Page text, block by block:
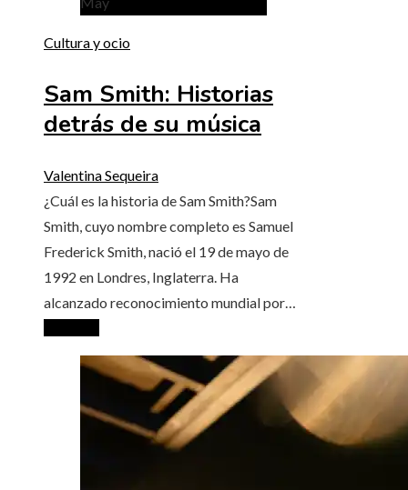
Cultura y ocio
Sam Smith: Historias
detrás de su música
Valentina Sequeira
¿Cuál es la historia de Sam Smith?Sam
Smith, cuyo nombre completo es Samuel
Frederick Smith, nació el 19 de mayo de
1992 en Londres, Inglaterra. Ha
alcanzado reconocimiento mundial por…